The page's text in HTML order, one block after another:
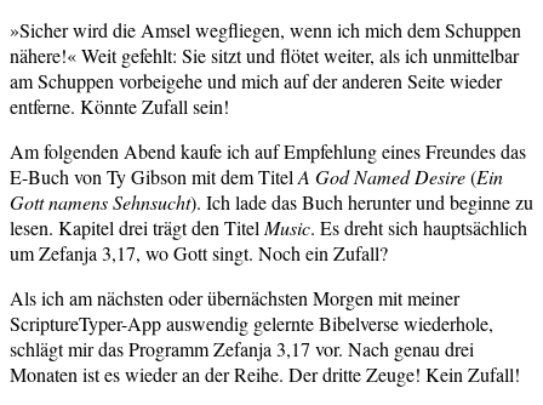
»Sicher wird die Amsel wegfliegen, wenn ich mich dem Schuppen
nähere!« Weit gefehlt: Sie sitzt und flötet weiter, als ich unmittelbar
am Schuppen vorbeigehe und mich auf der anderen Seite wieder
entferne. Könnte Zufall sein!
Am folgenden Abend kaufe ich auf Empfehlung eines Freundes das
E-Buch von Ty Gibson mit dem Titel A God Named Desire(Ein
Gott namens Sehnsucht). Ich lade das Buch herunter und beginne zu
lesen. Kapitel drei trägt den Titel Music. Es dreht sich hauptsächlich
um Zefanja 3,17, wo Gott singt. Noch ein Zufall?
Als ich am nächsten oder übernächsten Morgen mit meiner
ScriptureTyper-App auswendig gelernte Bibelverse wiederhole,
schlägt mir das Programm Zefanja 3,17 vor. Nach genau drei
Monaten ist es wieder an der Reihe. Der dritte Zeuge! Kein Zufall!